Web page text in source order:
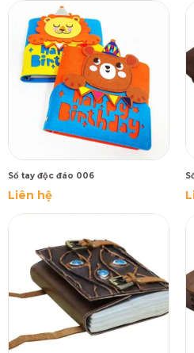
Sổ tay độc đáo 006
Liên hệ